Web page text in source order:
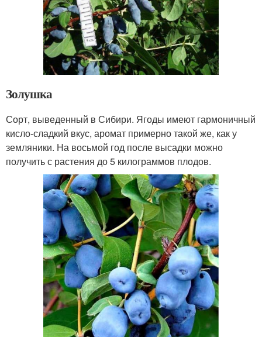
Золушка
Сорт, выведенный в Сибири. Ягоды имеют гармоничный
кисло-сладкий вкус, аромат примерно такой же, как у
земляники. На восьмой год после высадки можно
получить с растения до 5 килограммов плодов.